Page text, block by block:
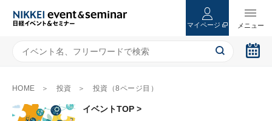
マイページ
HOME 投資 投資（8ページ目）
イベントTOP >